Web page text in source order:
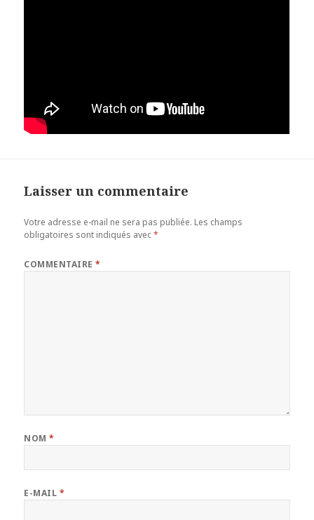
Laisser un commentaire
Votre adresse e-mail ne sera pas publiée. Les champs
obligatoires sont indiqués avec*
COMMENTAIRE*
NOM*
E-MAIL *